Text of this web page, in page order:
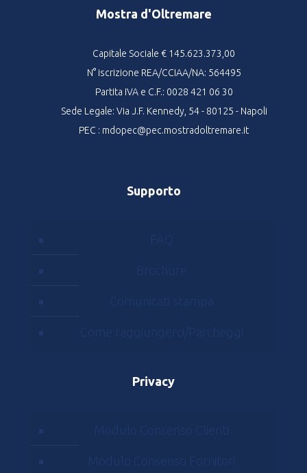
Mostra d'Oltremare
Capitale Sociale € 145.623.373,00
N° iscrizione REA/CCIAA/NA: 564495
Partita IVA e C.F.: 0028 421 06 30
Sede Legale: Via J.F. Kennedy, 54 - 80125 - Napoli
PEC : mdopec@pec.mostradoltremare.it
Supporto
FAQ
Brochure
Comunicati stampa
Come raggiungerci/Parcheggi
Privacy
Modulo Consenso Clienti
Modulo Consenso Fornitori